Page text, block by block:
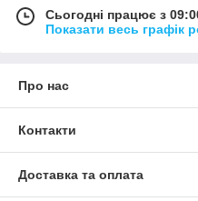
Сьогодні працює з
Показати весь графік
Про нас
Контакти
Доставка та оплата